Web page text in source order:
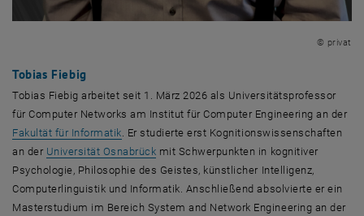
© privat
Tobias Fiebig
Tobias Fiebig arbeitet seit 1. März 2026 als Universitätsprofessor
für Computer Networks am Institut für Computer Engineering an der
Fakultät für Informatik, öffnet eine externe URL in einem neuen Fenster
. Er studierte erst Kognitionswissenschaften
an der Universität Osnabrück, öffnet eine externe URL in einem neuen
mit Schwerpunkten in kognitiver
Psychologie, Philosophie des Geistes, künstlicher Intelligenz,
Computerlinguistik und Informatik. Anschließend absolvierte er ein
Masterstudium im Bereich System and Network Engineering an der